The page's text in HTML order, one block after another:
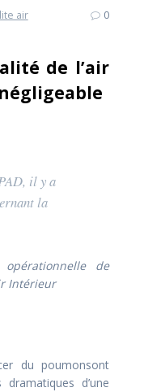
air
0
de l’air
il y a
la
de
Intérieur
du poumonsont
d’une